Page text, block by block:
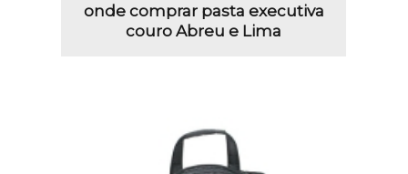
onde comprar pasta executiva
couro Abreu e Lima